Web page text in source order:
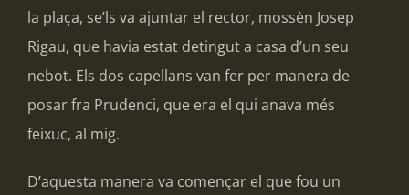
la plaça, se’ls va ajuntar el rector, mossèn Josep
Rigau, que havia estat detingut a casa d’un seu
nebot. Els dos capellans van fer per manera de
posar fra Prudenci, que era el qui anava més
feixuc, al mig.
D’aquesta manera va començar el que fou un